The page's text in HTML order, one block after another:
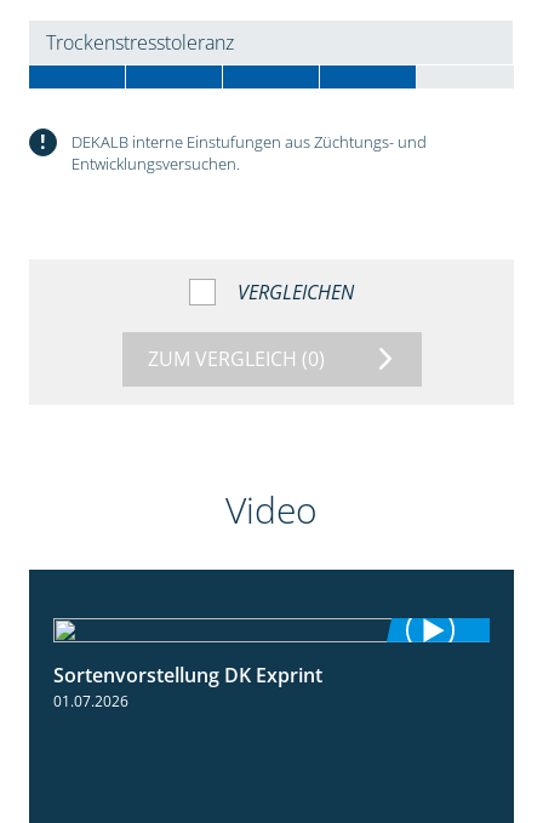
Trockenstresstoleranz
!
DEKALB interne Einstufungen aus Züchtungs- und
Entwicklungsversuchen.
VERGLEICHEN
ZUM VERGLEICH (0)
Video
Sortenvorstellung DK Exprint
01.07.2026